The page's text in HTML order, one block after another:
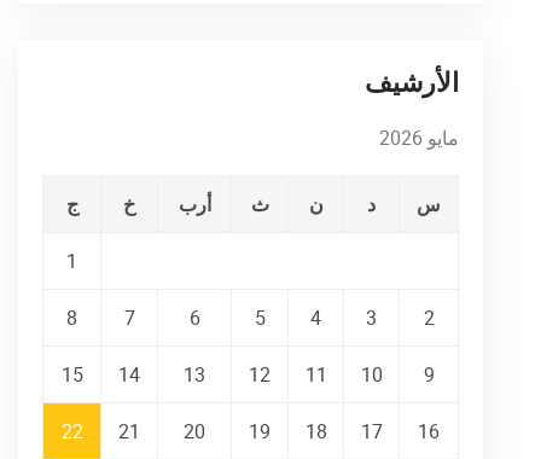
الأرشيف
مايو 2026
س د ن ث أرب خ ج
1
2
3
4
5
6
7
8
9
10
11
12
13
14
15
16
17
18
19
20
21
22